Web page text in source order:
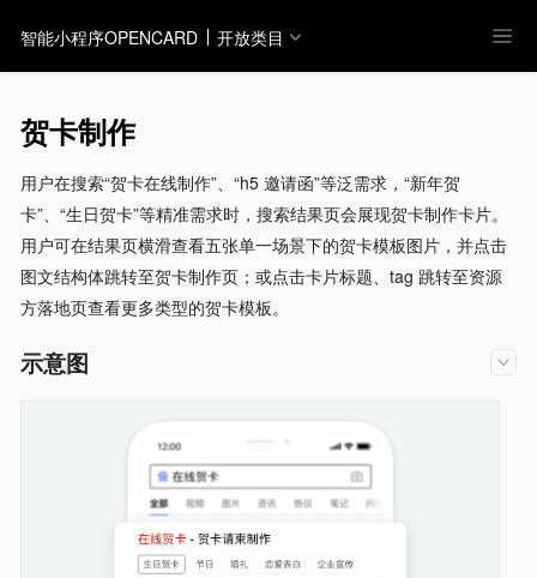
智能小程序OPENCARD 开放类目
贺卡制作
用户在搜索“贺卡在线制作”、“h5 邀请函”等泛需求，“新年贺
卡”、“生日贺卡”等精准需求时，搜索结果页会展现贺卡制作卡片。
用户可在结果页横滑查看五张单一场景下的贺卡模板图片，并点击
图文结构体跳转至贺卡制作页；或点击卡片标题、tag 跳转至资源
方落地页查看更多类型的贺卡模板。
示意图